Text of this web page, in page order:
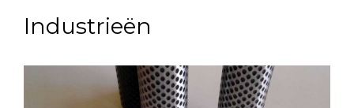
Industrieën